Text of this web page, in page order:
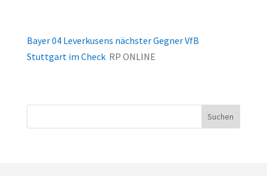
Bayer 04 Leverkusens nächster Gegner VfB
Stuttgart im Check RP ONLINE
Suchen